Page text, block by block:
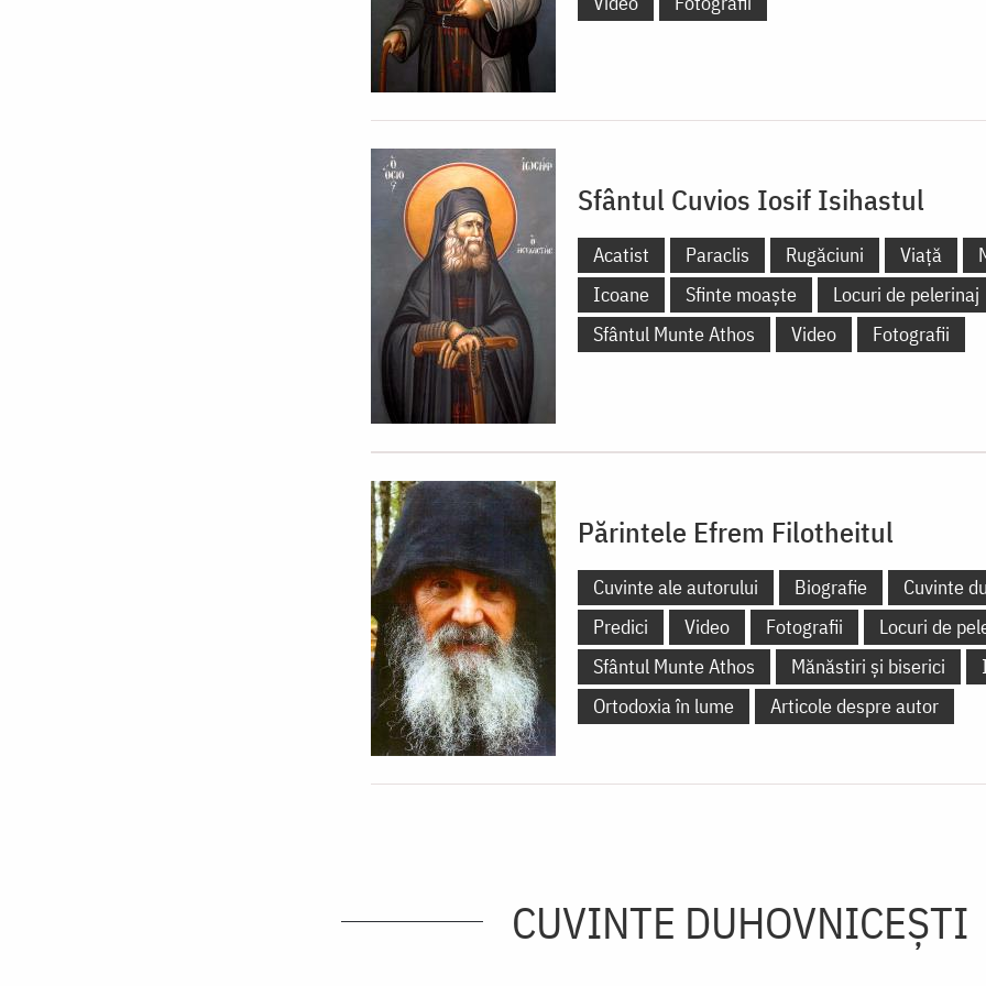
Sfântul Cuvios Iosif Isihastul
Acatist Paraclis Rugăciuni Viață
Icoane
Sfinte moaște
Locuri de pelerinaj
Sfântul Munte Athos
Video Fotografii
Părintele Efrem Filotheitul
Cuvinte ale autorului Biografie
Cuvinte
Predici
Video Fotografii
Locuri de
Sfântul Munte Athos
Mănăstiri și biserici
Ortodoxia în lume
Articole despre autor
CUVINTE DUHOVNICEȘTI